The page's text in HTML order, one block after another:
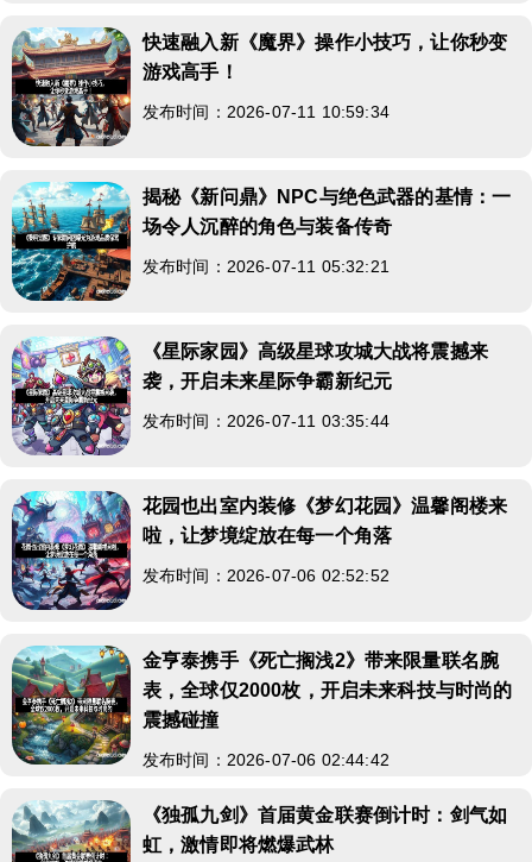
快速融入新《魔界》操作小技巧，让你秒变
游戏高手！
发布时间：2026-07-11 10:59:34
揭秘《新问鼎》NPC与绝色武器的基情：一
场令人沉醉的角色与装备传奇
发布时间：2026-07-11 05:32:21
《星际家园》高级星球攻城大战将震撼来
袭，开启未来星际争霸新纪元
发布时间：2026-07-11 03:35:44
花园也出室内装修《梦幻花园》温馨阁楼来
啦，让梦境绽放在每一个角落
发布时间：2026-07-06 02:52:52
金亨泰携手《死亡搁浅2》带来限量联名腕
表，全球仅2000枚，开启未来科技与时尚的
震撼碰撞
发布时间：2026-07-06 02:44:42
《独孤九剑》首届黄金联赛倒计时：剑气如
虹，激情即将燃爆武林